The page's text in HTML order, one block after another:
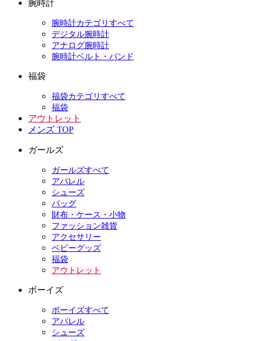
腕時計
腕時計カテゴリすべて
デジタル腕時計
アナログ腕時計
腕時計ベルト・バンド
福袋
福袋カテゴリすべて
福袋
アウトレット
メンズ TOP
ガールズ
ガールズすべて
アパレル
シューズ
バッグ
財布・ケース・小物
ファッション雑貨
アクセサリー
ベビーグッズ
福袋
アウトレット
ボーイズ
ボーイズすべて
アパレル
シューズ